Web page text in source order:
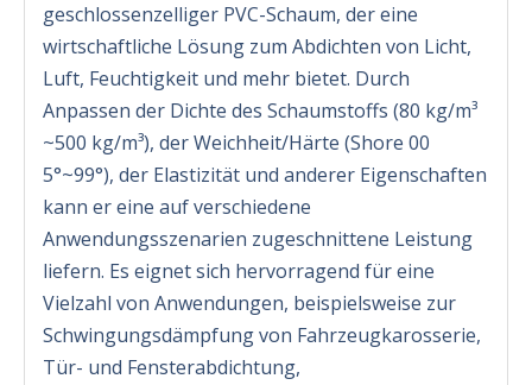
geschlossenzelliger PVC-Schaum, der eine
wirtschaftliche Lösung zum Abdichten von Licht,
Luft, Feuchtigkeit und mehr bietet. Durch
Anpassen der Dichte des Schaumstoffs (80 kg/m³
~500 kg/m³), der Weichheit/Härte (Shore 00
5°~99°), der Elastizität und anderer Eigenschaften
kann er eine auf verschiedene
Anwendungsszenarien zugeschnittene Leistung
liefern. Es eignet sich hervorragend für eine
Vielzahl von Anwendungen, beispielsweise zur
Schwingungsdämpfung von Fahrzeugkarosserie,
Tür- und Fensterabdichtung,